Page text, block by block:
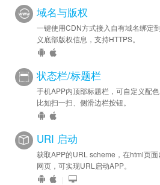
域名与版权
一键使用CDN方式接入自有域名绑定
义底部版权信息，支持HTTPS。
状态栏/标题栏
手机APP内顶部标题栏，可自定义配
比如扫一扫、侧滑边栏按钮。
URI 启动
获取APP的URL scheme，在html页
网页，可实现URL启动APP。
|